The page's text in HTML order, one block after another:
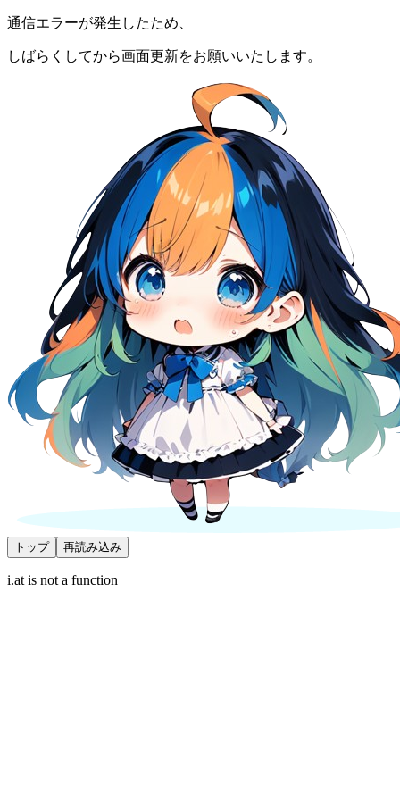
通信エラーが発生したため、
しばらくしてから画面更新をお願いいたします。
トップ 再読み込み
i.at is not a function